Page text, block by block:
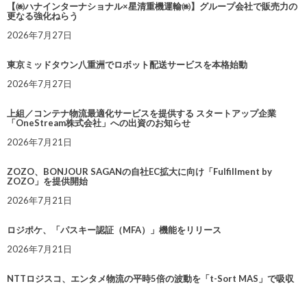
【㈱ハナインターナショナル×星清重機運輸㈱】グループ会社で販売力の
更なる強化ねらう
2026年7月27日
東京ミッドタウン八重洲でロボット配送サービスを本格始動
2026年7月27日
上組／コンテナ物流最適化サービスを提供する スタートアップ企業
「OneStream株式会社」への出資のお知らせ
2026年7月21日
ZOZO、BONJOUR SAGANの自社EC拡大に向け「Fulfillment by
ZOZO」を提供開始
2026年7月21日
ロジポケ、「パスキー認証（MFA）」機能をリリース
2026年7月21日
NTTロジスコ、エンタメ物流の平時5倍の波動を「t-Sort MAS」で吸収